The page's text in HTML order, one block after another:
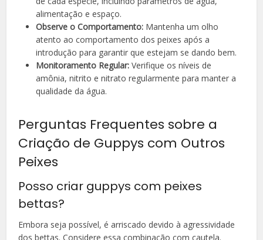
alimentação e espaço.
Observe o Comportamento: Mantenha um olho
atento ao comportamento dos peixes após a
introdução para garantir que estejam se dando bem.
Monitoramento Regular: Verifique os níveis de
amônia, nitrito e nitrato regularmente para manter a
qualidade da água.
Perguntas Frequentes sobre a
Criação de Guppys com Outros
Peixes
Posso criar guppys com peixes
bettas?
Embora seja possível, é arriscado devido à agressividade
dos bettas. Considere essa combinação com cautela.